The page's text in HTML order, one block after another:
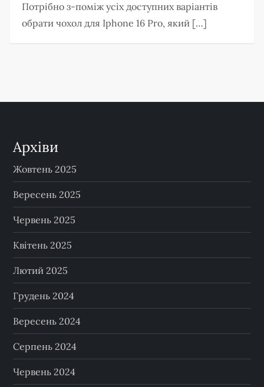
Потрібно з-поміж усіх доступних варіантів
обрати чохол для Iphone 16 Pro, який […]
Архіви
Жовтень 2025
Вересень 2025
Червень 2025
Квітень 2025
Лютий 2025
Грудень 2024
Вересень 2024
Серпень 2024
Червень 2024